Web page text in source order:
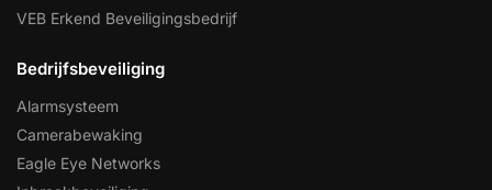
VEB Erkend Beveiligingsbedrijf
Bedrijfsbeveiliging
Alarmsysteem
Camerabewaking
Eagle Eye Networks